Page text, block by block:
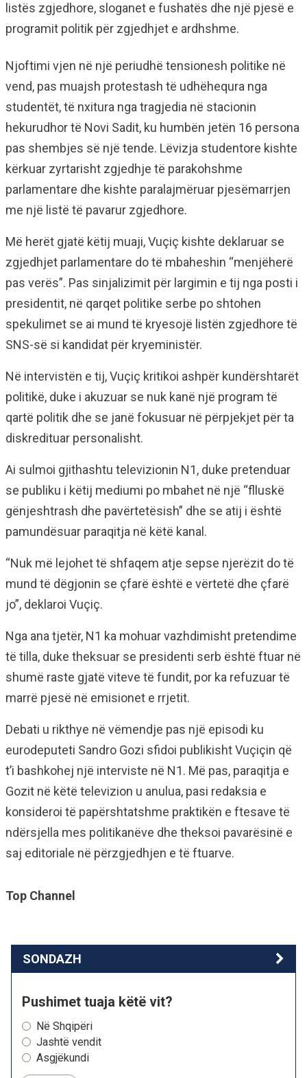
listës zgjedhore, sloganet e fushatës dhe një pjesë e
programit politik për zgjedhjet e ardhshme.
Njoftimi vjen në një periudhë tensionesh politike në
vend, pas muajsh protestash të udhëhequra nga
studentët, të nxitura nga tragjedia në stacionin
hekurudhor të Novi Sadit, ku humbën jetën 16 persona
pas shembjes së një tende. Lëvizja studentore kishte
kërkuar zyrtarisht zgjedhje të parakohshme
parlamentare dhe kishte paralajmëruar pjesëmarrjen
me një listë të pavarur zgjedhore.
Më herët gjatë këtij muaji, Vuçiç kishte deklaruar se
zgjedhjet parlamentare do të mbaheshin “menjëherë
pas verës”. Pas sinjalizimit për largimin e tij nga posti i
presidentit, në qarqet politike serbe po shtohen
spekulimet se ai mund të kryesojë listën zgjedhore të
SNS-së si kandidat për kryeministër.
Në intervistën e tij, Vuçiç kritikoi ashpër kundërshtarët
politikë, duke i akuzuar se nuk kanë një program të
qartë politik dhe se janë fokusuar në përpjekjet për ta
diskredituar personalisht.
Ai sulmoi gjithashtu televizionin N1, duke pretenduar
se publiku i këtij mediumi po mbahet në një “flluskë
gënjeshtrash dhe pavërtetësish” dhe se atij i është
pamundësuar paraqitja në këtë kanal.
“Nuk më lejohet të shfaqem atje sepse njerëzit do të
mund të dëgjonin se çfarë është e vërtetë dhe çfarë
jo”, deklaroi Vuçiç.
Nga ana tjetër, N1 ka mohuar vazhdimisht pretendime
të tilla, duke theksuar se presidenti serb është ftuar në
shumë raste gjatë viteve të fundit, por ka refuzuar të
marrë pjesë në emisionet e rrjetit.
Debati u rikthye në vëmendje pas një episodi ku
eurodeputeti Sandro Gozi sfidoi publikisht Vuçiçin që
t’i bashkohej një interviste në N1. Më pas, paraqitja e
Gozit në këtë televizion u anulua, pasi redaksia e
konsideroi të papërshtatshme praktikën e ftesave të
ndërsjella mes politikanëve dhe theksoi pavarësinë e
saj editoriale në përzgjedhjen e të ftuarve.
Top Channel
SONDAZH
Pushimet tuaja këtë vit?
Në Shqipëri
Jashtë vendit
Asgjëkundi